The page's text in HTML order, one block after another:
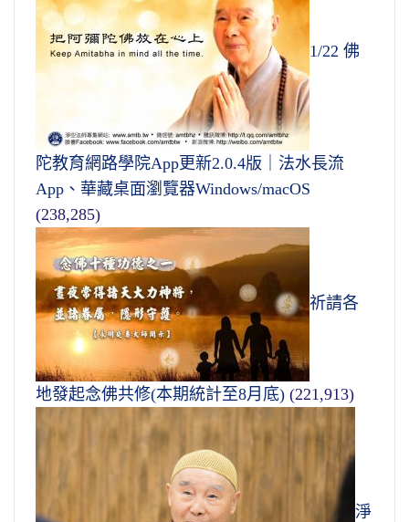
1/22 佛
陀教育網路學院App更新2.0.4版｜法水長流
App、華藏桌面瀏覽器Windows/macOS
(238,285)
祈請各
地發起念佛共修(本期統計至8月底) (221,913)
淨